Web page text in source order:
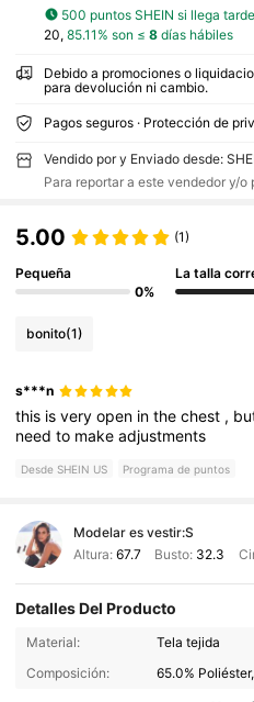
500 puntos SHEIN si llega tarde
20, 85.11% son ≤ 8días hábiles
Debido a promociones o
para devolución ni cambio.
Pagos seguros · Protección de
Vendido por y Enviado desde:
Para reportar a este vendedor y/o
5.00 (1)
Pequeña
0%
La talla
bonito(1)
s***n
this isveryopen inthechest ,
needto makeadjustments
Desde SHEIN US Programa de puntos
Modelar es vestir:S
Altura: 67.7 Busto: 32.3
Detalles Del Producto
Material:
Tela tejida
Composición:
65.0%